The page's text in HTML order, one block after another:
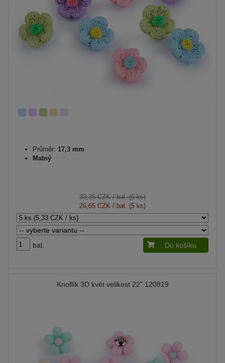
Průměr: 17,3 mm
Matný
33,35 CZK/ bal. (5 ks)
26,65 CZK / bal. (5 ks)
bal. Do košíku
Knoflík 3D květ velikost 22" 120819